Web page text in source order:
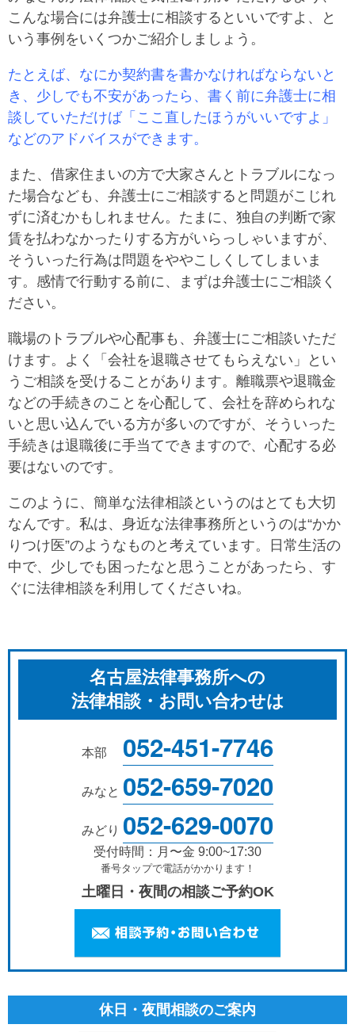
こんな場合には弁護士に相談するといいですよ、と
いう事例をいくつかご紹介しましょう。
たとえば、なにか契約書を書かなければならないと
き、少しでも不安があったら、書く前に弁護士に相
談していただけば「ここ直したほうがいいですよ」
などのアドバイスができます。
また、借家住まいの方で大家さんとトラブルになっ
た場合なども、弁護士にご相談すると問題がこじれ
ずに済むかもしれません。たまに、独自の判断で家
賃を払わなかったりする方がいらっしゃいますが、
そういった行為は問題をややこしくしてしまいま
す。感情で行動する前に、まずは弁護士にご相談く
ださい。
職場のトラブルや心配事も、弁護士にご相談いただ
けます。よく「会社を退職させてもらえない」とい
うご相談を受けることがあります。離職票や退職金
などの手続きのことを心配して、会社を辞められな
いと思い込んでいる方が多いのですが、そういった
手続きは退職後に手当てできますので、心配する必
要はないのです。
このように、簡単な法律相談というのはとても大切
なんです。私は、身近な法律事務所というのは“かか
りつけ医”のようなものと考えています。日常生活の
中で、少しでも困ったなと思うことがあったら、す
ぐに法律相談を利用してくださいね。
名古屋法律事務所への
法律相談・お問い合わせは
本部 052-451-7746
みなと 052-659-7020
みどり 052-629-0070
受付時間：月〜金 9:00~17:30
番号タップで電話がかかります！
土曜日・夜間の相談ご予約OK
休日・夜間相談のご案内